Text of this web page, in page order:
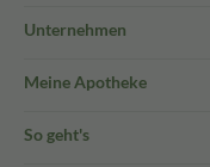
Unternehmen
Meine Apotheke
So geht's